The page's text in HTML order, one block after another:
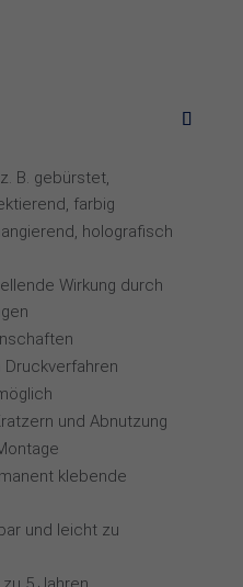
B. gebürstet,
farbig
holografisch
Wirkung durch
und Abnutzung
klebende
und leicht zu